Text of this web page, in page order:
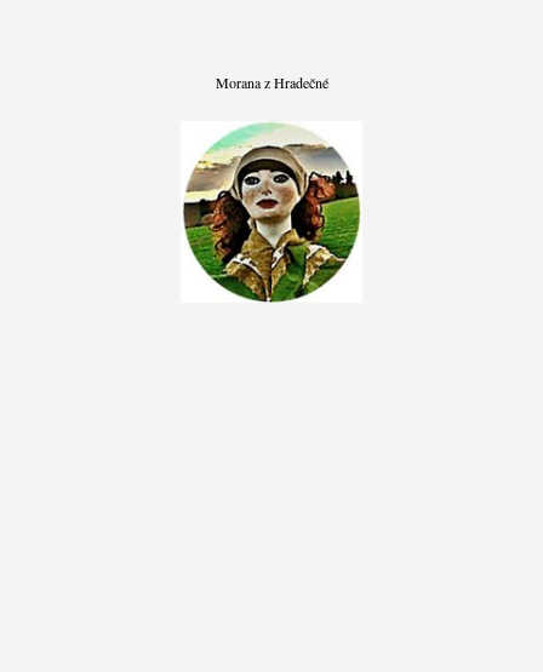
Morana z Hradečné